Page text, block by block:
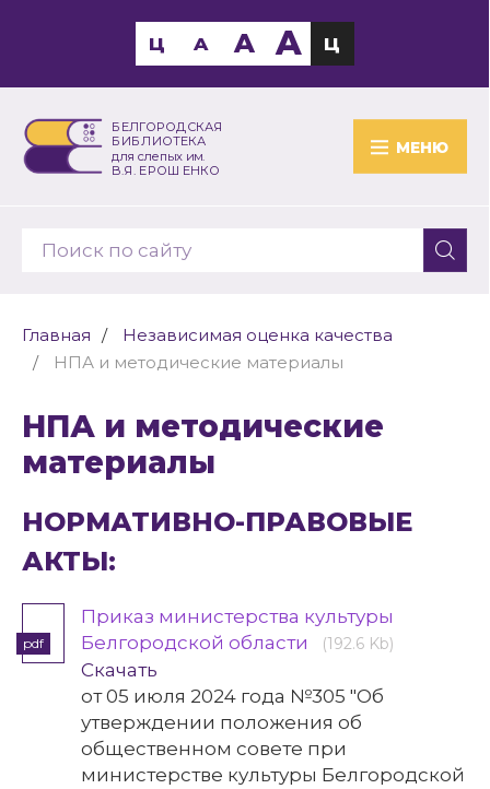
БЕЛГОРОДСКАЯ
БИБЛИОТЕКА
для слепых им.
В.Я. ЕРОШЕНКО
МЕНЮ
Ц A A A Ц
Главная
Независимая оценка качества
НПА и методические материалы
НПА и методические
материалы
НОРМАТИВНО-ПРАВОВЫЕ
АКТЫ:
pdf
Приказ министерства культуры
Белгородской области
(192.6 Kb)
Скачать
от 05 июля 2024 года №305 "Об
утверждении положения об
общественном совете при
министерстве культуры Белгородской